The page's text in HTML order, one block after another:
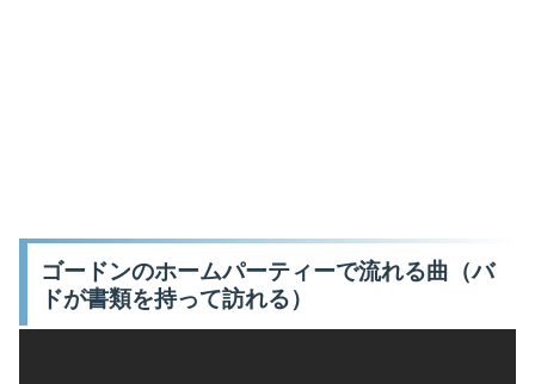
ゴードンのホームパーティーで流れる曲（バ
ドが書類を持って訪れる）